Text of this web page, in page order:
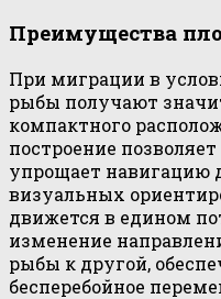
Преимущества
При миграции в
рыбы получают
компактного
построение
упрощает навигацию
визуальных
движется в едином
изменение
рыбы к другой,
бесперебойное